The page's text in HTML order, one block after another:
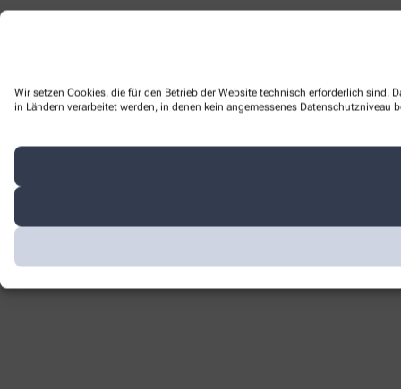
Wir setzen Cookies, die für den Betrieb der Website technisch erforderlich sind.
in Ländern verarbeitet werden, in denen kein angemessenes